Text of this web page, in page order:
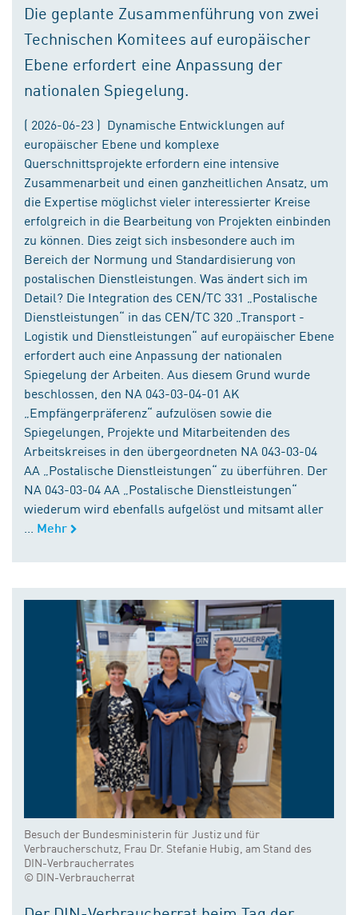
Die geplante Zusammenführung von zwei
Technischen Komitees auf europäischer
Ebene erfordert eine Anpassung der
nationalen Spiegelung.
( 2026-06-23 ) Dynamische Entwicklungen auf
europäischer Ebene und komplexe
Querschnittsprojekte erfordern eine intensive
Zusammenarbeit und einen ganzheitlichen Ansatz, um
die Expertise möglichst vieler interessierter Kreise
erfolgreich in die Bearbeitung von Projekten einbinden
zu können. Dies zeigt sich insbesondere auch im
Bereich der Normung und Standardisierung von
postalischen Dienstleistungen. Was ändert sich im
Detail? Die Integration des CEN/TC 331 „Postalische
Dienstleistungen“ in das CEN/TC 320 „Transport -
Logistik und Dienstleistungen“ auf europäischer Ebene
erfordert auch eine Anpassung der nationalen
Spiegelung der Arbeiten. Aus diesem Grund wurde
beschlossen, den NA 043-03-04-01 AK
„Empfängerpräferenz“ aufzulösen sowie die
Spiegelungen, Projekte und Mitarbeitenden des
Arbeitskreises in den übergeordneten NA 043-03-04
AA „Postalische Dienstleistungen“ zu überführen. Der
NA 043-03-04 AA „Postalische Dienstleistungen“
wiederum wird ebenfalls aufgelöst und mitsamt aller
Mehr
Besuch der Bundesministerin für Justiz und für
Verbraucherschutz, Frau Dr. Stefanie Hubig, am Stand des
DIN-Verbraucherrates
© DIN-Verbraucherrat